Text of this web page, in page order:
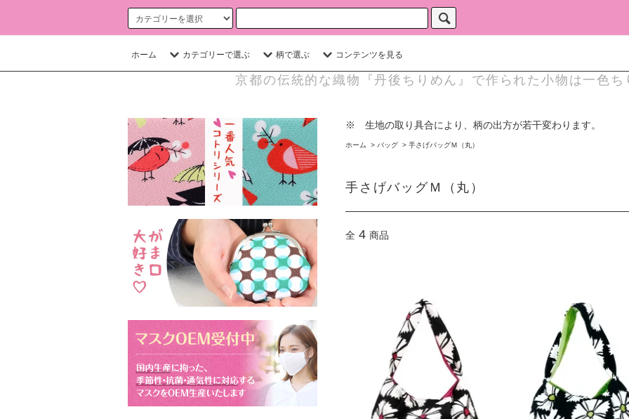
ホーム カテゴリーで選ぶ 柄で選ぶ コンテンツを見る
京都の伝統的な織物『丹後ちりめん』で作られた小物は一色ち
※ 生地の取り具合により、柄の出方が若干変わります。
ホーム > バッグ > 手さげバッグＭ（丸）
手さげバッグＭ（丸）
全 4 商品